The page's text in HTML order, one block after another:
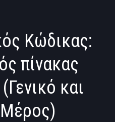
Κώδικας:
πίνακας
και
Μέρος)